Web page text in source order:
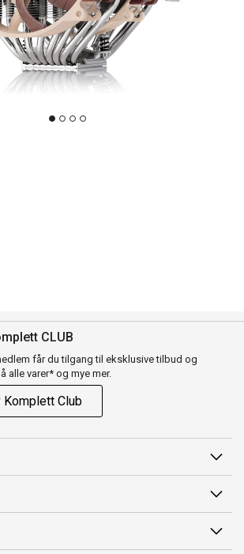
CLUB
får du tilgang til eksklusive tilbud og
alle varer* og mye mer.
Komplett Club
Club